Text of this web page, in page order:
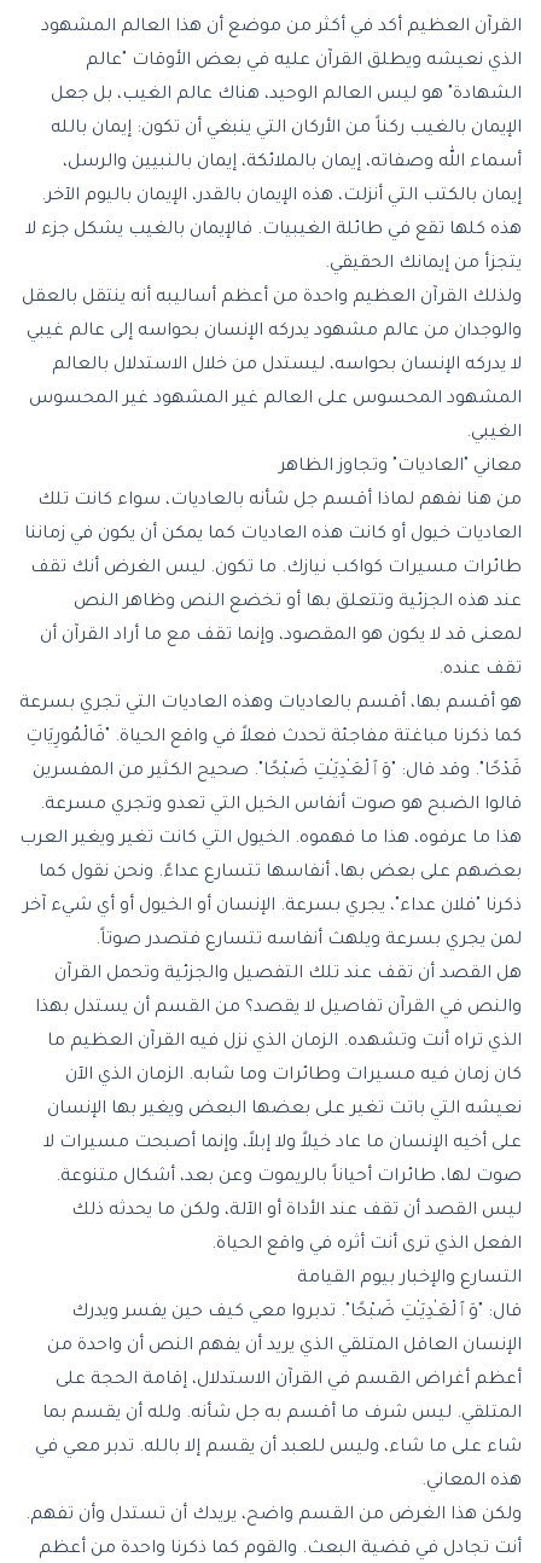
القرآن العظيم أكد في أكثر من موضع أن هذا العالم المشهود
الذي نعيشه ويطلق القرآن عليه في بعض الأوقات "عالم
الشهادة" هو ليس العالم الوحيد، هناك عالم الغيب، بل جعل
الإيمان بالغيب ركناً من الأركان التي ينبغي أن تكون: إيمان بالله
أسماء الله وصفاته، إيمان بالملائكة، إيمان بالنبيين والرسل،
إيمان بالكتب التي أنزلت، هذه الإيمان بالقدر، الإيمان باليوم الآخر.
هذه كلها تقع في طائلة الغيبيات. فالإيمان بالغيب يشكل جزء لا
يتجزأ من إيمانك الحقيقي.
ولذلك القرآن العظيم واحدة من أعظم أساليبه أنه ينتقل بالعقل
والوجدان من عالم مشهود يدركه الإنسان بحواسه إلى عالم غيبي
لا يدركه الإنسان بحواسه، ليستدل من خلال الاستدلال بالعالم
المشهود المحسوس على العالم غير المشهود غير المحسوس
الغيبي.
معاني "العاديات" وتجاوز الظاهر
من هنا نفهم لماذا أقسم جل شأنه بالعاديات، سواء كانت تلك
العاديات خيول أو كانت هذه العاديات كما يمكن أن يكون في زماننا
طائرات مسيرات كواكب نيازك. ما تكون. ليس الغرض أنك تقف
عند هذه الجزئية وتتعلق بها أو تخضع النص وظاهر النص
لمعنى قد لا يكون هو المقصود، وإنما تقف مع ما أراد القرآن أن
تقف عنده.
هو أقسم بها، أقسم بالعاديات وهذه العاديات التي تجري بسرعة
كما ذكرنا مباغتة مفاجئة تحدث فعلاً في واقع الحياة. "فَالْمُورِيَاتِ
قَدْحًا". وقد قال: "وَٱلْعَـٰدِيَـٰتِ ضَبْحًا". صحيح الكثير من المفسرين
قالوا الضبح هو صوت أنفاس الخيل التي تعدو وتجري مسرعة.
هذا ما عرفوه، هذا ما فهموه. الخيول التي كانت تغير ويغير العرب
بعضهم على بعض بها، أنفاسها تتسارع عداءً. ونحن نقول كما
ذكرنا "فلان عداء"، يجري بسرعة. الإنسان أو الخيول أو أي شيء آخر
لمن يجري بسرعة ويلهث أنفاسه تتسارع فتصدر صوتاً.
هل القصد أن تقف عند تلك التفصيل والجزئية وتحمل القرآن
والنص في القرآن تفاصيل لا يقصد؟ من القسم أن يستدل بهذا
الذي تراه أنت وتشهده. الزمان الذي نزل فيه القرآن العظيم ما
كان زمان فيه مسيرات وطائرات وما شابه. الزمان الذي الآن
نعيشه التي باتت تغير على بعضها البعض ويغير بها الإنسان
على أخيه الإنسان ما عاد خيلاً ولا إبلاً، وإنما أصبحت مسيرات لا
صوت لها، طائرات أحياناً بالريموت وعن بعد، أشكال متنوعة.
ليس القصد أن تقف عند الأداة أو الآلة، ولكن ما يحدثه ذلك
الفعل الذي ترى أنت أثره في واقع الحياة.
التسارع والإخبار بيوم القيامة
قال: "وَٱلْعَـٰدِيَـٰتِ ضَبْحًا". تدبروا معي كيف حين يفسر ويدرك
الإنسان العاقل المتلقي الذي يريد أن يفهم النص أن واحدة من
أعظم أغراض القسم في القرآن الاستدلال، إقامة الحجة على
المتلقي. ليس شرف ما أقسم به جل شأنه. ولله أن يقسم بما
شاء على ما شاء، وليس للعبد أن يقسم إلا بالله. تدبر معي في
هذه المعاني.
ولكن هذا الغرض من القسم واضح، يريدك أن تستدل وأن تفهم.
أنت تجادل في قضية البعث. والقوم كما ذكرنا واحدة من أعظم